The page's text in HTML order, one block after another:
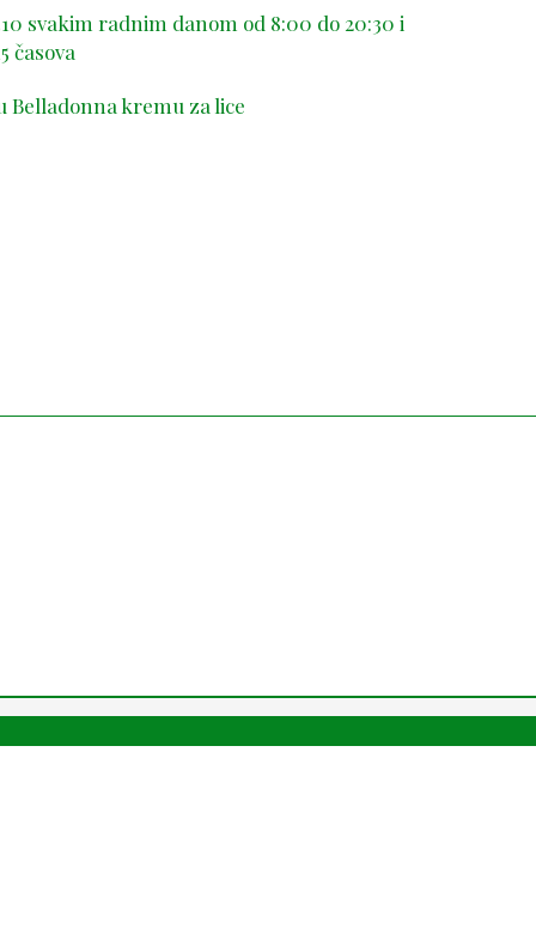
svakim radnim danom od 8:00 do 20:30 i
časova
Belladonna kremu za lice